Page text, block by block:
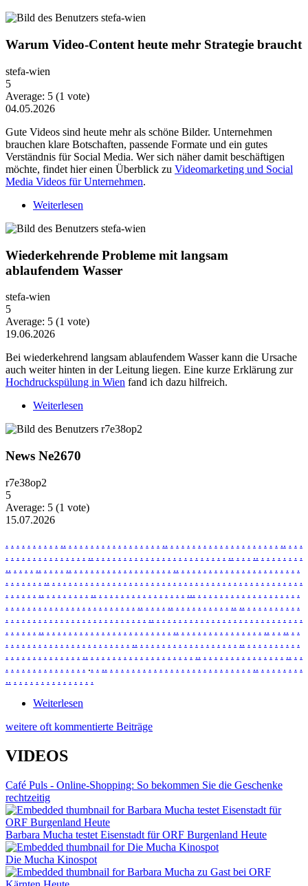
Warum Video-Content heute mehr Strategie braucht
stefa-wien
5
Average: 5 (1 vote)
04.05.2026
Gute Videos sind heute mehr als schöne Bilder. Unternehmen
brauchen klare Botschaften, passende Formate und ein gutes
Verständnis für Social Media. Wer sich näher damit beschäftigen
möchte, findet hier einen Überblick zu Videomarketing und Social
Media Videos für Unternehmen.
Weiterlesen
Wiederkehrende Probleme mit langsam
ablaufendem Wasser
stefa-wien
5
Average: 5 (1 vote)
19.06.2026
Bei wiederkehrend langsam ablaufendem Wasser kann die Ursache
auch weiter hinten in der Leitung liegen. Eine kurze Erklärung zur
Hochdruckspülung in Wien fand ich dazu hilfreich.
Weiterlesen
News Ne2670
r7e38op2
5
Average: 5 (1 vote)
15.07.2026
. . . . . . . . . . .. . . . . . . . . . . . . . . . . . .. . . . . . . . . . . . . . . . . . . . . .. . . .
. . . . . . . . . . . . . . . .. . . . . . . . . . . . . . . . . . . . . . . . . .. . . . .. . . . . . . . .
.. . . . . .. . . . . .. . . . . . . . . . . . . . . . . . . .. . . . . . . . . . . . . . . . . . . . . . .
. . . . . . . .. . . . . . . . . . . . . . . . . . . . . . . . . . . . . . . . . . . . . . . . . . . . . . .
. . . . . . .. . . . . . . . . .. . . . . . . . . . . . . . . . . ... . . . . . . . . . . . . . . . . . . .
. . . . . . . . . . . . . . . . . . . . . . . . .. . . . . .. . . . . . . . . . . .. .. . . . . . . . . . .
. . . . . . . . . . . . . . . . . . . . . . . . . . .. . . . . . . . . . . . . . . . . . . . . . . . . . . .
. . . . . . .. . . . . . . . . . . . . . . . . . . . . . . . .. . . . . . . . . . . . . . . . .. . . .. . .
. . . . . . . . . . . . . . . . . . . . . . . .. . . . . . . . . . . . . . . . . . . .. . . . . . . . . . .
. . . . . . . . . . . . . . .. . . . . . . . . . . . . . . . . . . . .. . . . . . . . . . . . . . . . .. . .
. . . . . . . . . . . . . . . .. . .. . . . . . . . . . . . . . . . . . . . . . . . . . . .. . . . . . . . .
.. . . . . . . . . . . . . . . .
Weiterlesen
weitere oft kommentierte Beiträge
VIDEOS
Café Puls - Online-Shopping: So bekommen Sie die Geschenke
rechtzeitig
Barbara Mucha testet Eisenstadt für ORF Burgenland Heute
Die Mucha Kinospot